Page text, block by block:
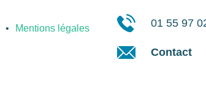
Mentions légales 01 55 97
Contact